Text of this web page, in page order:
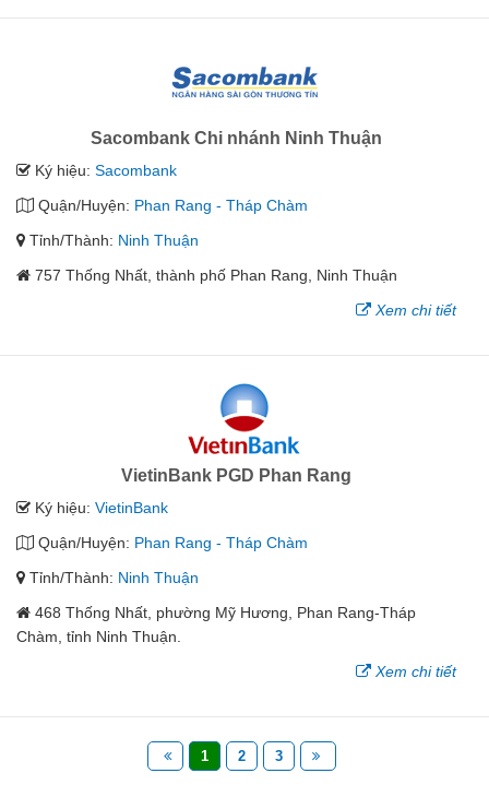
Sacombank Chi nhánh Ninh Thuận
Ký hiệu: Sacombank
Quận/Huyện: Phan Rang - Tháp Chàm
Tỉnh/Thành: Ninh Thuận
757 Thống Nhất, thành phố Phan Rang, Ninh Thuận
Xem chi tiết
VietinBank PGD Phan Rang
Ký hiệu: VietinBank
Quận/Huyện: Phan Rang - Tháp Chàm
Tỉnh/Thành: Ninh Thuận
468 Thống Nhất, phường Mỹ Hương, Phan Rang-Tháp
Chàm, tỉnh Ninh Thuận.
Xem chi tiết
1 2 3